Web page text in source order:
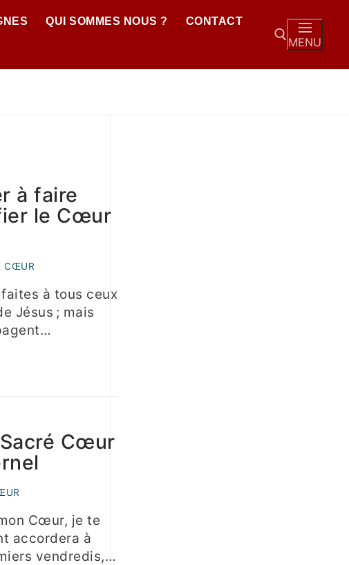
QUI SOMMES NOUS ? CONTACT
MENU
à faire
le Cœur
CŒUR
à tous ceux
Jésus ; mais
Cœur
Cœur, je te
accordera à
vendredis,…